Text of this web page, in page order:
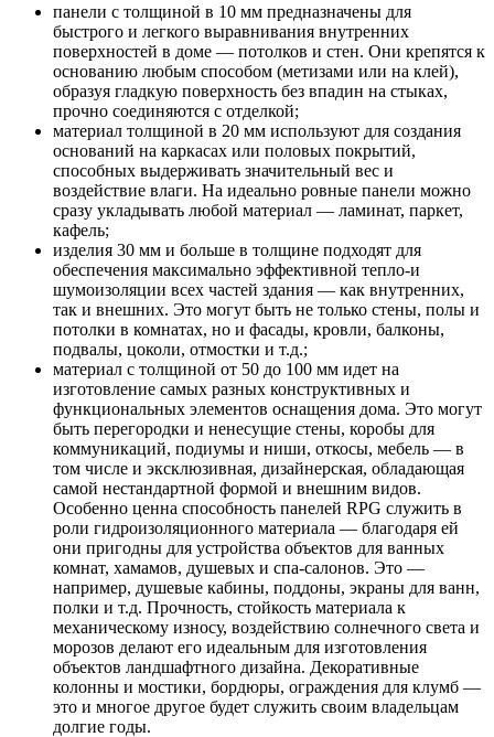
панели с толщиной в 10 мм предназначены для
быстрого и легкого выравнивания внутренних
поверхностей в доме — потолков и стен. Они крепятся к
основанию любым способом (метизами или на клей),
образуя гладкую поверхность без впадин на стыках,
прочно соединяются с отделкой;
материал толщиной в 20 мм используют для создания
оснований на каркасах или половых покрытий,
способных выдерживать значительный вес и
воздействие влаги. На идеально ровные панели можно
сразу укладывать любой материал — ламинат, паркет,
кафель;
изделия 30 мм и больше в толщине подходят для
обеспечения максимально эффективной тепло-и
шумоизоляции всех частей здания — как внутренних,
так и внешних. Это могут быть не только стены, полы и
потолки в комнатах, но и фасады, кровли, балконы,
подвалы, цоколи, отмостки и т.д.;
материал с толщиной от 50 до 100 мм идет на
изготовление самых разных конструктивных и
функциональных элементов оснащения дома. Это могут
быть перегородки и ненесущие стены, коробы для
коммуникаций, подиумы и ниши, откосы, мебель — в
том числе и эксклюзивная, дизайнерская, обладающая
самой нестандартной формой и внешним видов.
Особенно ценна способность панелей RPG служить в
роли гидроизоляционного материала — благодаря ей
они пригодны для устройства объектов для ванных
комнат, хамамов, душевых и спа-салонов. Это —
например, душевые кабины, поддоны, экраны для ванн,
полки и т.д. Прочность, стойкость материала к
механическому износу, воздействию солнечного света и
морозов делают его идеальным для изготовления
объектов ландшафтного дизайна. Декоративные
колонны и мостики, бордюры, ограждения для клумб —
это и многое другое будет служить своим владельцам
долгие годы.